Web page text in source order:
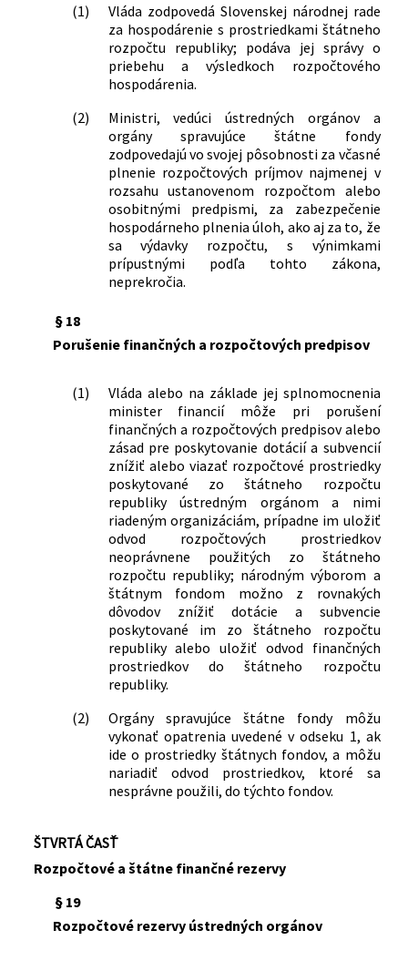
(1)
Vláda zodpovedá Slovenskej národnej rade
za hospodárenie s prostriedkami štátneho
rozpočtu republiky; podáva jej správy o
priebehu a výsledkoch rozpočtového
hospodárenia.
(2)
Ministri, vedúci ústredných orgánov a
orgány spravujúce štátne fondy
zodpovedajú vo svojej pôsobnosti za včasné
plnenie rozpočtových príjmov najmenej v
rozsahu ustanovenom rozpočtom alebo
osobitnými predpismi, za zabezpečenie
hospodárneho plnenia úloh, ako aj za to, že
sa výdavky rozpočtu, s výnimkami
prípustnými podľa tohto zákona,
neprekročia.
§ 18
Porušenie finančných a rozpočtových predpisov
(1)
Vláda alebo na základe jej splnomocnenia
minister financií môže pri porušení
finančných a rozpočtových predpisov alebo
zásad pre poskytovanie dotácií a subvencií
znížiť alebo viazať rozpočtové prostriedky
poskytované zo štátneho rozpočtu
republiky ústredným orgánom a nimi
riadeným organizáciám, prípadne im uložiť
odvod rozpočtových prostriedkov
neoprávnene použitých zo štátneho
rozpočtu republiky; národným výborom a
štátnym fondom možno z rovnakých
dôvodov znížiť dotácie a subvencie
poskytované im zo štátneho rozpočtu
republiky alebo uložiť odvod finančných
prostriedkov do štátneho rozpočtu
republiky.
(2)
Orgány spravujúce štátne fondy môžu
vykonať opatrenia uvedené v odseku 1, ak
ide o prostriedky štátnych fondov, a môžu
nariadiť odvod prostriedkov, ktoré sa
nesprávne použili, do týchto fondov.
ŠTVRTÁ ČASŤ
Rozpočtové a štátne finančné rezervy
§ 19
Rozpočtové rezervy ústredných orgánov